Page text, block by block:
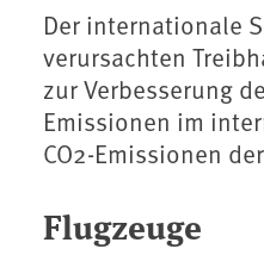
Der internationale
verursachten
zur Verbesserung
Emissionen im
CO2-Emissionen
Flugzeuge